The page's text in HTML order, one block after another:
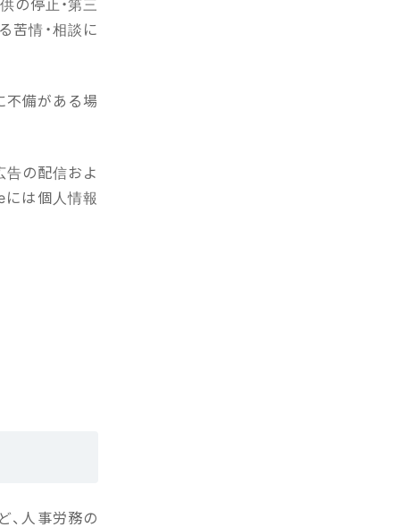
苦情・相談に
不備がある場
告の配信およ
は個人情報
、人事労務の